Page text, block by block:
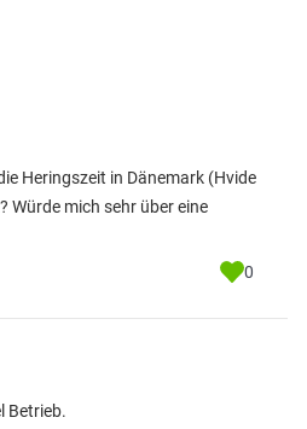
Heringszeit in Dänemark (Hvide
Würde mich sehr über eine
0
Betrieb.